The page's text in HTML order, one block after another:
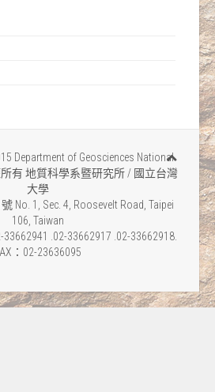
Department of Geosciences National
所有 地質科學系暨研究所 / 國立台灣
大學
No. 1, Sec. 4, Roosevelt Road, Taipei
106, Taiwan
.02-33662917 .02-33662918.
：02-23636095